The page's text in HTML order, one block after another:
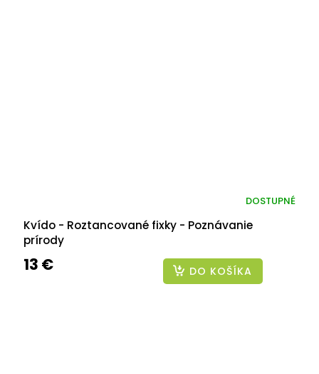
Kvído - Roztancované fixky - Poznávanie
prírody
DOSTUPNÉ
13 € DO KOŠÍKA